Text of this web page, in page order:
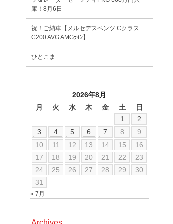
庫！8月6日
祝！ご納車【メルセデスベンツ Cクラス
C200 AVG AMGﾗｲﾝ】
ひとこま
2026年8月
月
火 水 木 金 土
日
1
2
3
4 5 6 7 8
9
10
11 12 13 14 15
16
17
18 19 20 21 22
23
24
25 26 27 28 29
30
31
« 7月